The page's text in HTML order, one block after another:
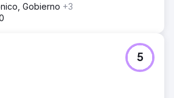
Gobierno +3
5